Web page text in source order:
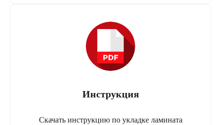
Инструкция
Скачать инструкцию по укладке ламината